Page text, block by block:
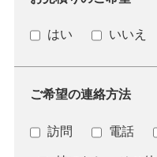
はい いいえ
ご希望の連絡方法
訪問 電話